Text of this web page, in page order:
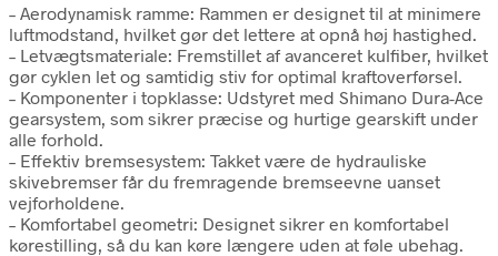
– Aerodynamisk ramme: Rammen er designet til at minimere
luftmodstand, hvilket gør det lettere at opnå høj hastighed.
– Letvægtsmateriale: Fremstillet af avanceret kulfiber, hvilket
gør cyklen let og samtidig stiv for optimal kraftoverførsel.
– Komponenter i topklasse: Udstyret med Shimano Dura-Ace
gearsystem, som sikrer præcise og hurtige gearskift under
alle forhold.
– Effektiv bremsesystem: Takket være de hydrauliske
skivebremser får du fremragende bremseevne uanset
vejforholdene.
– Komfortabel geometri: Designet sikrer en komfortabel
kørestilling, så du kan køre længere uden at føle ubehag.